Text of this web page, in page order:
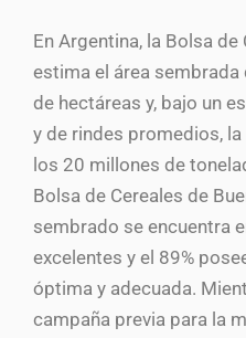
En Argentina, la Bolsa
estima el área
de hectáreas y, bajo un
y de rindes promedios,
los 20 millones de
Bolsa de Cereales de
sembrado se encuentra
excelentes y el 89%
óptima y adecuada.
campaña previa para la